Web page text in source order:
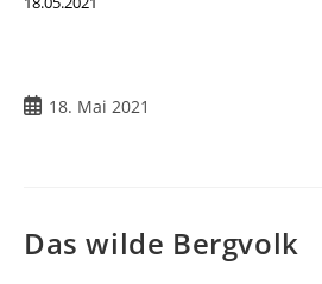
18. Mai 2021
Das wilde Bergvolk